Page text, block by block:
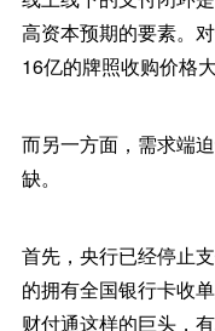
高资本预期的要素。
16亿的牌照收购价格
而另一方面，需求端
缺。
首先，央行已经停止
的拥有全国银行卡收
财付通这样的巨头，